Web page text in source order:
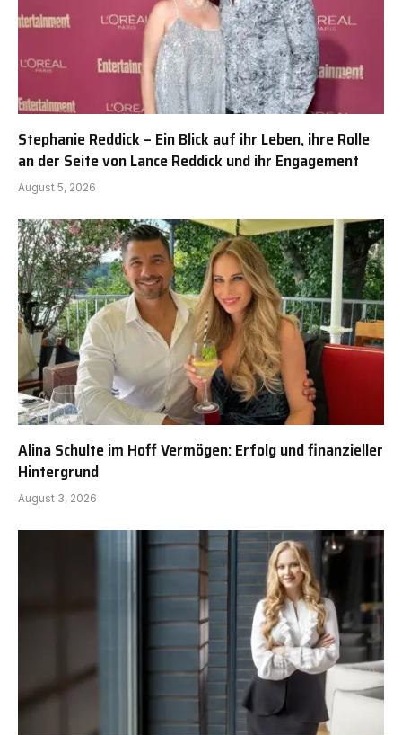
Stephanie Reddick – Ein Blick auf ihr Leben, ihre Rolle
an der Seite von Lance Reddick und ihr Engagement
August 5, 2026
Alina Schulte im Hoff Vermögen: Erfolg und finanzieller
Hintergrund
August 3, 2026